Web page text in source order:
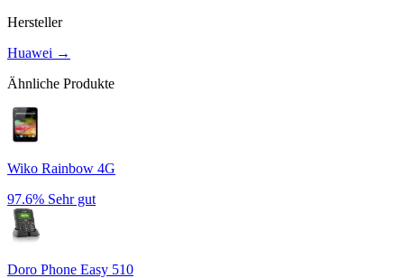
Hersteller
Huawei →
Ähnliche Produkte
Wiko Rainbow 4G
97.6% Sehr gut
Doro Phone Easy 510